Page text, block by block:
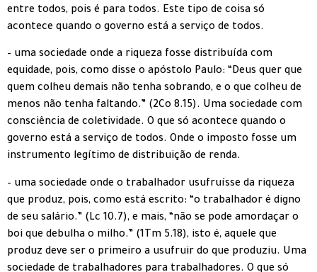
entre todos, pois é para todos. Este tipo de coisa só
acontece quando o governo está a serviço de todos.
– uma sociedade onde a riqueza fosse distribuída com
equidade, pois, como disse o apóstolo Paulo: “Deus quer que
quem colheu demais não tenha sobrando, e o que colheu de
menos não tenha faltando.” (2Co 8.15). Uma sociedade com
consciência de coletividade. O que só acontece quando o
governo está a serviço de todos. Onde o imposto fosse um
instrumento legítimo de distribuição de renda.
– uma sociedade onde o trabalhador usufruísse da riqueza
que produz, pois, como está escrito: “o trabalhador é digno
de seu salário.” (Lc 10.7), e mais, “não se pode amordaçar o
boi que debulha o milho.” (1Tm 5.18), isto é, aquele que
produz deve ser o primeiro a usufruir do que produziu. Uma
sociedade de trabalhadores para trabalhadores. O que só